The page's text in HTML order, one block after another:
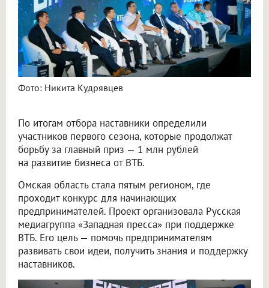
Фото: Никита Кудрявцев
По итогам отбора наставники определили
участников первого сезона, которые продолжат
борьбу за главный приз — 1 млн рублей
на развитие бизнеса от ВТБ.
Омская область стала пятым регионом, где
проходит конкурс для начинающих
предпринимателей. Проект организовала Русская
медиагруппа «Западная пресса» при поддержке
ВТБ. Его цель — помочь предпринимателям
развивать свои идеи, получить знания и поддержку
наставников.